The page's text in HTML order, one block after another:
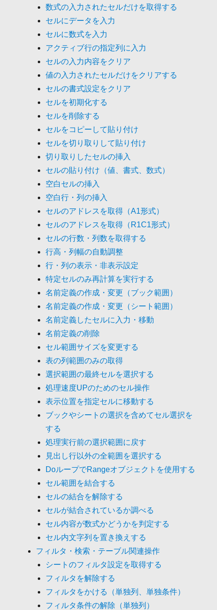
数式の入力されたセルだけを取得する
セルにデータを入力
セルに数式を入力
アクティブ行の指定列に入力
セルの入力内容をクリア
値の入力されたセルだけをクリアする
セルの書式設定をクリア
セルを初期化する
セルを削除する
セルをコピーして貼り付け
セルを切り取りして貼り付け
切り取りしたセルの挿入
セルの貼り付け（値、書式、数式）
空白セルの挿入
空白行・列の挿入
セルのアドレスを取得（A1形式）
セルのアドレスを取得（R1C1形式）
セルの行数・列数を取得する
行高・列幅の自動調整
行・列の表示・非表示設定
特定セルのみ再計算を実行する
名前定義の作成・変更（ブック範囲）
名前定義の作成・変更（シート範囲）
名前定義したセルに入力・移動
名前定義の削除
セル範囲サイズを変更する
表の列範囲のみの取得
選択範囲の最終セルを選択する
処理速度UPのためのセル操作
表示位置を指定セルに移動する
ブックやシートの選択を含めてセル選択を
する
処理実行前の選択範囲に戻す
見出し行以外の全範囲を選択する
DoループでRangeオブジェクトを使用する
セル範囲を結合する
セルの結合を解除する
セルが結合されているか調べる
セル内容が数式かどうかを判定する
セル内文字列を置き換えする
フィルタ・検索・テーブル関連操作
シートのフィルタ設定を取得する
フィルタを解除する
フィルタをかける（単独列、単独条件）
フィルタ条件の解除（単独列）